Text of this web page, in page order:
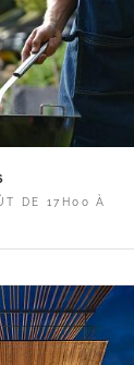
DE 17H00 À